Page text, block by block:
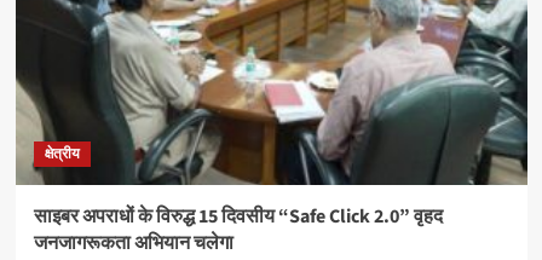
क्षेत्रीय
साइबर अपराधों के विरुद्ध 15 दिवसीय “Safe Click 2.0” वृहद
जनजागरूकता अभियान चलेगा